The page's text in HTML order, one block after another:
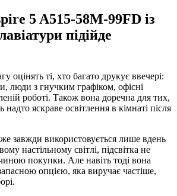
5 A515-58M-99FD із
підійде
оцінять ті, хто багато друкує ввечері:
люди з гнучким графіком, офісні
роботі. Також вона доречна для тих,
яскраве освітлення в кімнаті після
завжди використовується лише вдень
настільному світлі, підсвітка не
покупки. Але навіть тоді вона
опцією, яка виручає частіше,